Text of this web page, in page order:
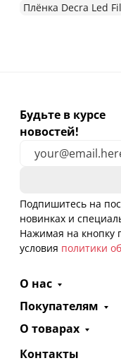
Плёнка Decra Led
Будьте в курсе
новостей!
Подпишитесь на
новинках и
Нажимая на кнопку
условия политики
О нас
Покупателям
О товарах
Контакты